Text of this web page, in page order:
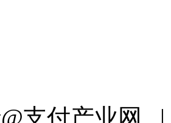
支付产业